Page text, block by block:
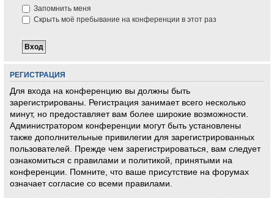
Запомнить меня
Скрыть моё пребывание на конференции в этот раз
РЕГИСТРАЦИЯ
Для входа на конференцию вы должны быть
зарегистрированы. Регистрация занимает всего несколько
минут, но предоставляет вам более широкие возможности.
Администратором конференции могут быть установлены
также дополнительные привилегии для зарегистрированных
пользователей. Прежде чем зарегистрироваться, вам следует
ознакомиться с правилами и политикой, принятыми на
конференции. Помните, что ваше присутствие на форумах
означает согласие со всеми правилами.